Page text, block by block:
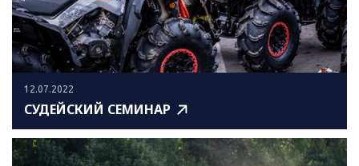
12.07.2022
СУДЕЙСКИЙ СЕМИНАР